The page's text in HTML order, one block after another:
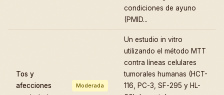
condiciones de ayuno
(PMID...
Tos y
afecciones
Moderada
Un estudio in vitro
utilizando el método MTT
contra líneas celulares
tumorales humanas (HCT-
116, PC-3, SF-295 y HL-